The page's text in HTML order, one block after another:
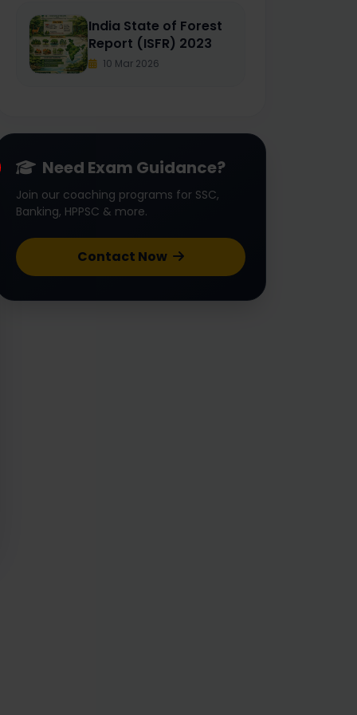
India State of Forest
Report (ISFR) 2023
10 Mar 2026
Need Exam Guidance?
Join our coaching programs for SSC,
Banking, HPPSC & more.
Contact Now